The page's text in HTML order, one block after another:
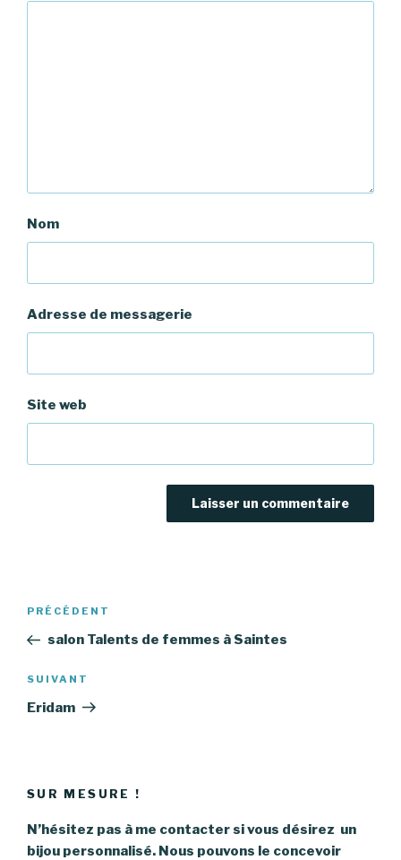
Nom
Adresse de messagerie
Site web
Navigation
l’article
Article
précédent
PRÉCÉDENT
salon Talents de femmes à Saintes
Article
suivant
SUIVANT
Eridam
SUR MESURE !
N’hésitez pas à me contacter si vous désirez un
bijou personnalisé. Nous pouvons le concevoir